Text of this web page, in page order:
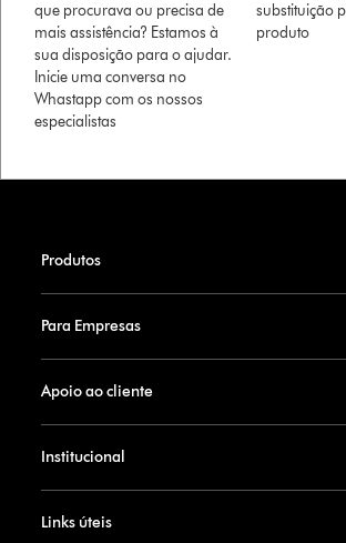
que procurava ou precisa de
mais assistência? Estamos à
sua disposição para o ajudar.
Inicie uma conversa no
Whastapp com os nossos
especialistas
substituição
produto
Produtos
Para Empresas
Apoio ao cliente
Institucional
Links úteis